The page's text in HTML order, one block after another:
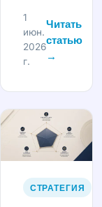
1
июн.
2026
г.
Читать
статью
→
СТРАТЕГИЯ